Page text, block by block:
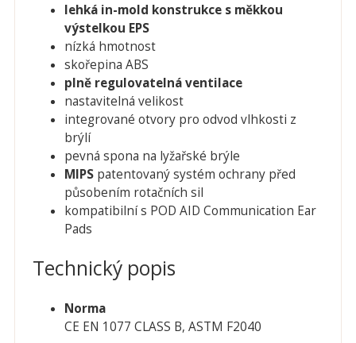
lehká in-mold konstrukce s měkkou
výstelkou EPS
nízká hmotnost
skořepina ABS
plně regulovatelná ventilace
nastavitelná velikost
integrované otvory pro odvod vlhkosti z
brýlí
pevná spona na lyžařské brýle
MIPSpatentovaný systém ochrany před
působením rotačních sil
kompatibilní s POD AID Communication Ear
Pads
Technický popis
Norma
CE EN 1077 CLASS B, ASTM F2040